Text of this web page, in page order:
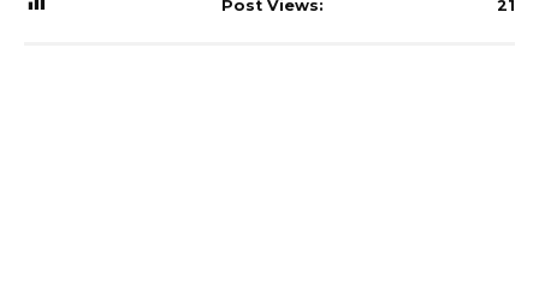
Post Views: 21